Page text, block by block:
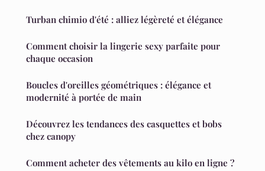
Turban chimio d'été : alliez légèreté et élégance
Comment choisir la lingerie sexy parfaite pour
chaque occasion
Boucles d'oreilles géométriques : élégance et
modernité à portée de main
Découvrez les tendances des casquettes et bobs
chez canopy
Comment acheter des vêtements au kilo en ligne ?